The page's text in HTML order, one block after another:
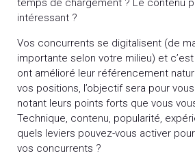
temps de chargement ? Le contenu
intéressant ?
Vos concurrents se digitalisent (de
importante selon votre milieu) et
ont amélioré leur référencement
vos positions, l’objectif sera pour
notant leurs points forts que vous
Technique, contenu, popularité,
quels leviers pouvez-vous activer
vos concurrents ?